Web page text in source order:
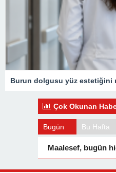
Burun dolgusu yüz estetiğini
Çok Okunan
Bugün Bu Hafta
Maalesef, bugün